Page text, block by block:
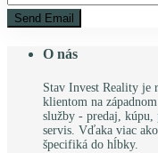
O nás
Stav Invest Reality je
klientom na
služby - predaj, kúpu,
servis. Vďaka viac
špecifiká do hĺbky.